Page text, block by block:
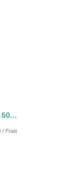
GREEN DEVIL FRESH SUMMER 50ML - 0MG
/ Frais